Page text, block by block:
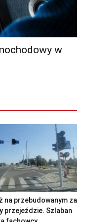
w
na przebudowanym za
przejeździe. Szlaban